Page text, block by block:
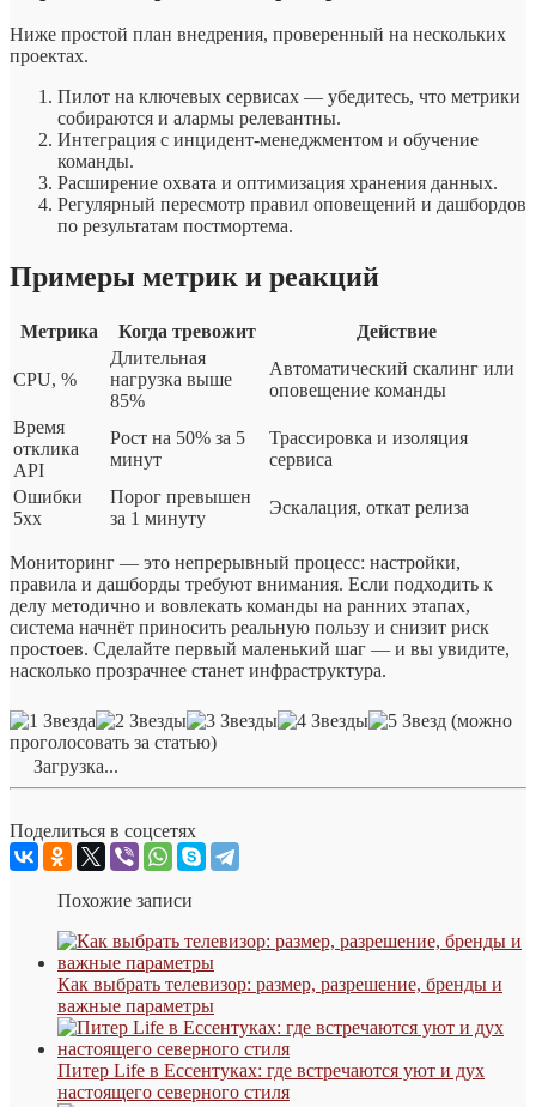
Ниже простой план внедрения, проверенный на нескольких
проектах.
Пилот на ключевых сервисах — убедитесь, что метрики
собираются и алармы релевантны.
Интеграция с инцидент-менеджментом и обучение
команды.
Расширение охвата и оптимизация хранения данных.
Регулярный пересмотр правил оповещений и дашбордов
по результатам постмортема.
Примеры метрик и реакций
Метрика Когда тревожит Действие
CPU, %
Длительная
нагрузка выше
85%
Автоматический скалинг или
оповещение команды
Время
отклика
API
Рост на 50% за 5
минут
Трассировка и изоляция
сервиса
Ошибки
5xx
Порог превышен
за 1 минуту
Эскалация, откат релиза
Мониторинг — это непрерывный процесс: настройки,
правила и дашборды требуют внимания. Если подходить к
делу методично и вовлекать команды на ранних этапах,
система начнёт приносить реальную пользу и снизит риск
простоев. Сделайте первый маленький шаг — и вы увидите,
насколько прозрачнее станет инфраструктура.
(можно
проголосовать за статью)
Загрузка...
Поделиться в соцсетях
Похожие записи
Как выбрать телевизор: размер, разрешение, бренды и
важные параметры
Питер Life в Ессентуках: где встречаются уют и дух
настоящего северного стиля